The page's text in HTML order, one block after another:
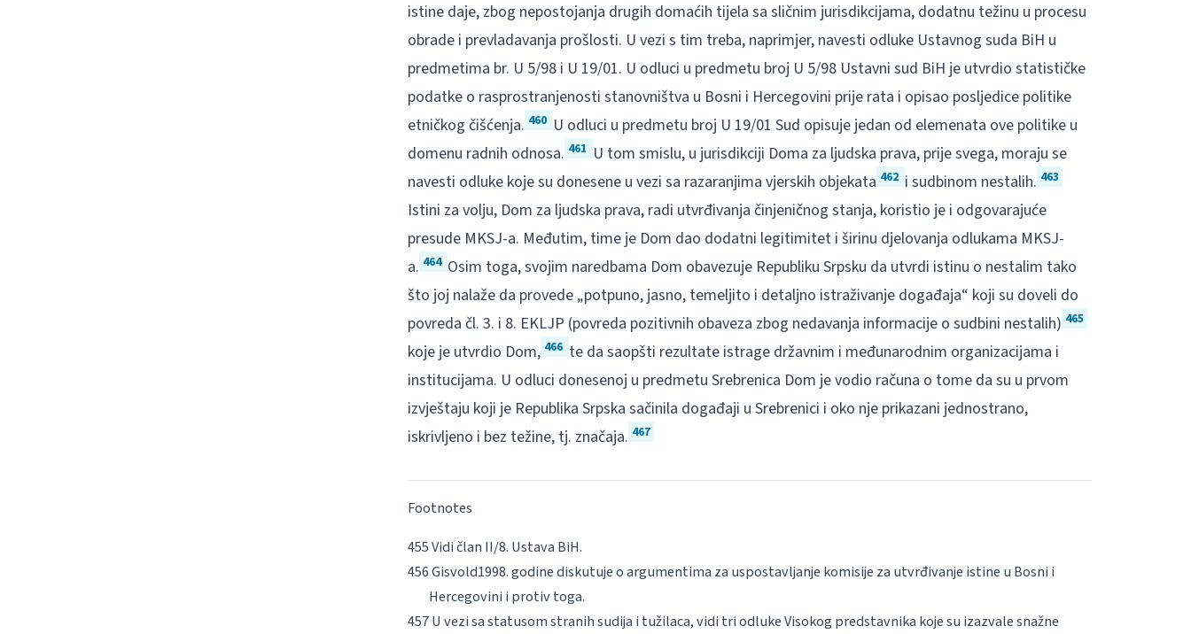
istine daje, zbog nepostojanja drugih domaćih tijela sa sličnim jurisdikcijama, dodatnu težinu u procesu
obrade i prevladavanja prošlosti. U vezi s tim treba, naprimjer, navesti odluke Ustavnog suda BiH u
predmetima br. U 5/98 i U 19/01. U odluci u predmetu broj U 5/98 Ustavni sud BiH je utvrdio statističke
podatke o rasprostranjenosti stanovništva u Bosni i Hercegovini prije rata i opisao posljedice politike
etničkog čišćenja. 460 U odluci u predmetu broj U 19/01 Sud opisuje jedan od elemenata ove politike u
domenu radnih odnosa. 461 U tom smislu, u jurisdikciji Doma za ljudska prava, prije svega, moraju se
navesti odluke koje su donesene u vezi sa razaranjima vjerskih objekata 462 i sudbinom nestalih. 463
Istini za volju, Dom za ljudska prava, radi utvrđivanja činjeničnog stanja, koristio je i odgovarajuće
presude MKSJ-a. Međutim, time je Dom dao dodatni legitimitet i širinu djelovanja odlukama MKSJ-
a. 464 Osim toga, svojim naredbama Dom obavezuje Republiku Srpsku da utvrdi istinu o nestalim tako
što joj nalaže da provede „potpuno, jasno, temeljito i detaljno istraživanje događaja“ koji su doveli do
povreda čl. 3. i 8. EKLJP (povreda pozitivnih obaveza zbog nedavanja informacije o sudbini nestalih) 465
koje je utvrdio Dom, 466 te da saopšti rezultate istrage državnim i međunarodnim organizacijama i
institucijama. U odluci donesenoj u predmetu Srebrenica Dom je vodio računa o tome da su u prvom
izvještaju koji je Republika Srpska sačinila događaji u Srebrenici i oko nje prikazani jednostrano,
iskrivljeno i bez težine, tj. značaja. 467
Footnotes
Vidi član II/8. Ustava BiH.
Gisvold1998. godine diskutuje o argumentima za uspostavljanje komisije za utvrđivanje istine u Bosni i
Hercegovini i protiv toga.
U vezi sa statusom stranih sudija i tužilaca, vidi tri odluke Visokog predstavnika koje su izazvale snažne